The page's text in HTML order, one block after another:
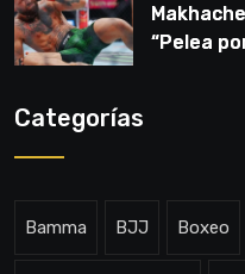
“Pelea
Categorías
Bamma BJJ Boxeo